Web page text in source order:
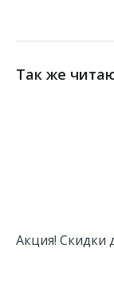
Так же
Акция! Скидки